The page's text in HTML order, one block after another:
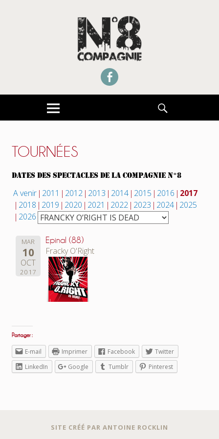
COMPAGNIE NUMERO 8
UNE COMPAGNIE THÉÂTRE DE RUE CONVENTIONNÉE DRAC ILE DE FRANCE
Facebook
RECHERCHE
TOURNÉES
DATES DES SPECTACLES DE LA COMPAGNIE N°8
A venir 2011 2012 2013 2014 2015 2016 2017
2018 2019 2020 2021 2022 2023 2024 2025
2026
MAR
10
OCT
2017
Epinal (88)
Fracky O'Right
Partager :
E-mail Imprimer Facebook
Twitter
LinkedIn
Google Tumblr Pinterest
SITE CRÉÉ PAR ANTOINE ROCKLIN